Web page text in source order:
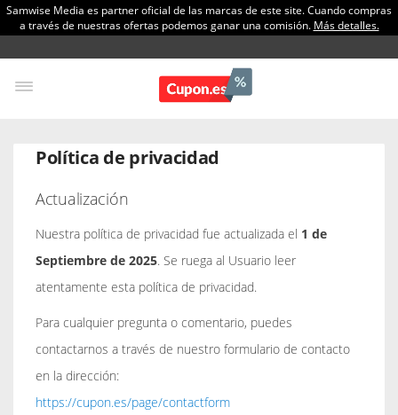
Samwise Media es partner oficial de las marcas de este site. Cuando compras
a través de nuestras ofertas podemos ganar una comisión. Más detalles.
Política de privacidad
Actualización
Nuestra política de privacidad fue actualizada el 1 de
Septiembre de 2025. Se ruega al Usuario leer
atentamente esta política de privacidad.
Para cualquier pregunta o comentario, puedes
contactarnos a través de nuestro formulario de contacto
en la dirección:
https://cupon.es/page/contactform